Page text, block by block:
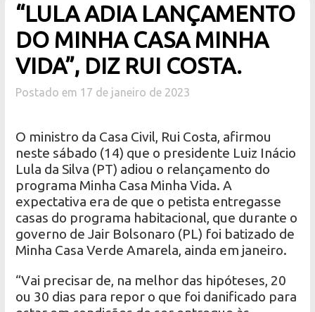
“LULA ADIA LANÇAMENTO
DO MINHA CASA MINHA
VIDA”, DIZ RUI COSTA.
Postado em 17 de janeiro de 2023
O ministro da Casa Civil, Rui Costa, afirmou
neste sábado (14) que o presidente Luiz Inácio
Lula da Silva (PT) adiou o relançamento do
programa Minha Casa Minha Vida. A
expectativa era de que o petista entregasse
casas do programa habitacional, que durante o
governo de Jair Bolsonaro (PL) foi batizado de
Minha Casa Verde Amarela, ainda em janeiro.
“Vai precisar de, na melhor das hipóteses, 20
ou 30 dias para repor o que foi danificado para